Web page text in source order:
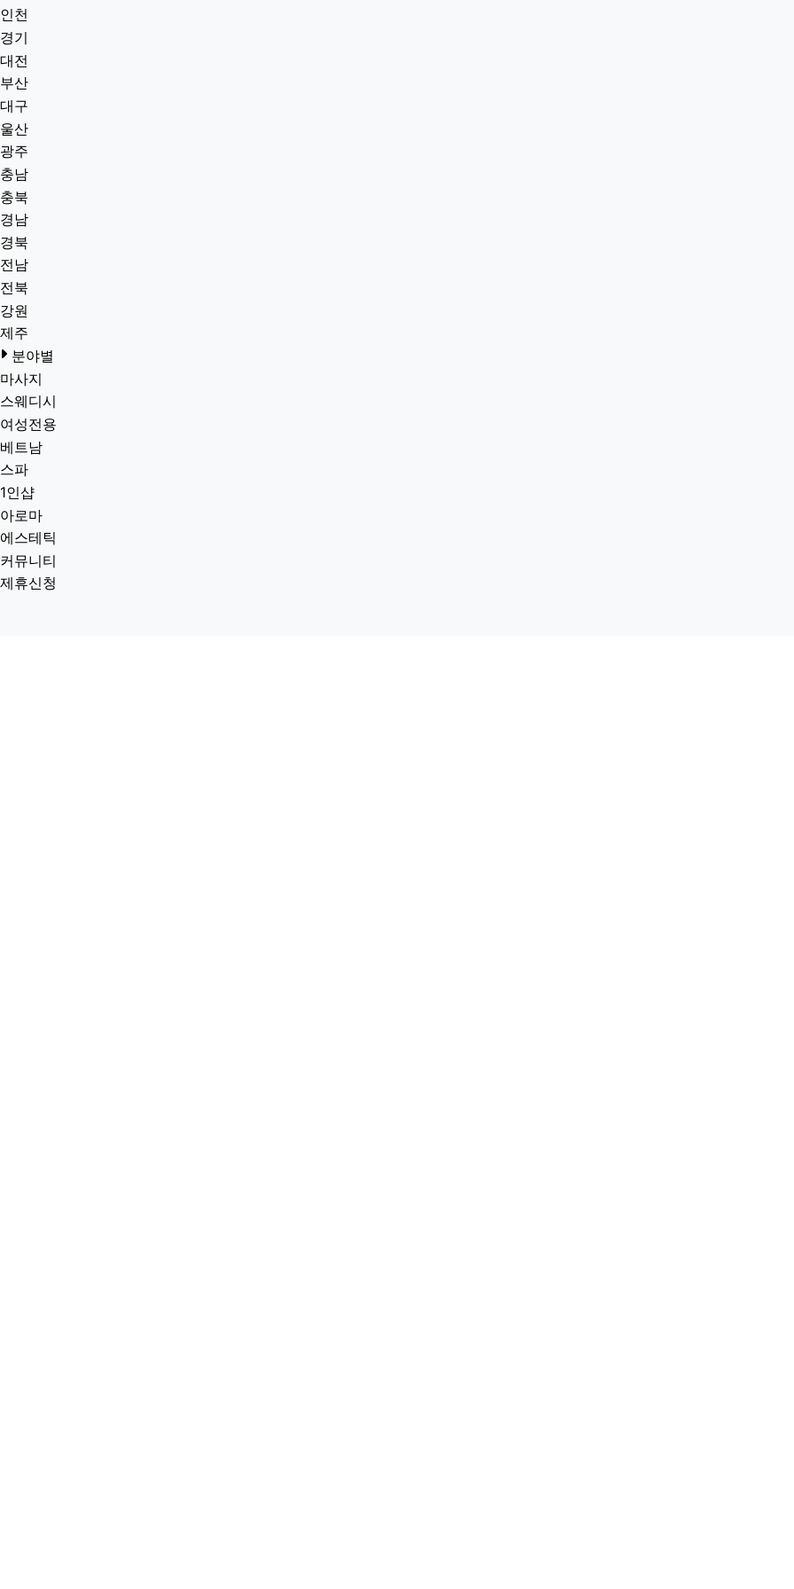
인천
경기
대전
부산
대구
울산
광주
충남
충북
경남
경북
전남
전북
강원
제주
분야별
마사지
스웨디시
여성전용
베트남
스파
1인샵
아로마
에스테틱
커뮤니티
제휴신청